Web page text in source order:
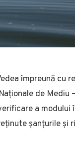
împreună cu
de Mediu
a
șanțurile și